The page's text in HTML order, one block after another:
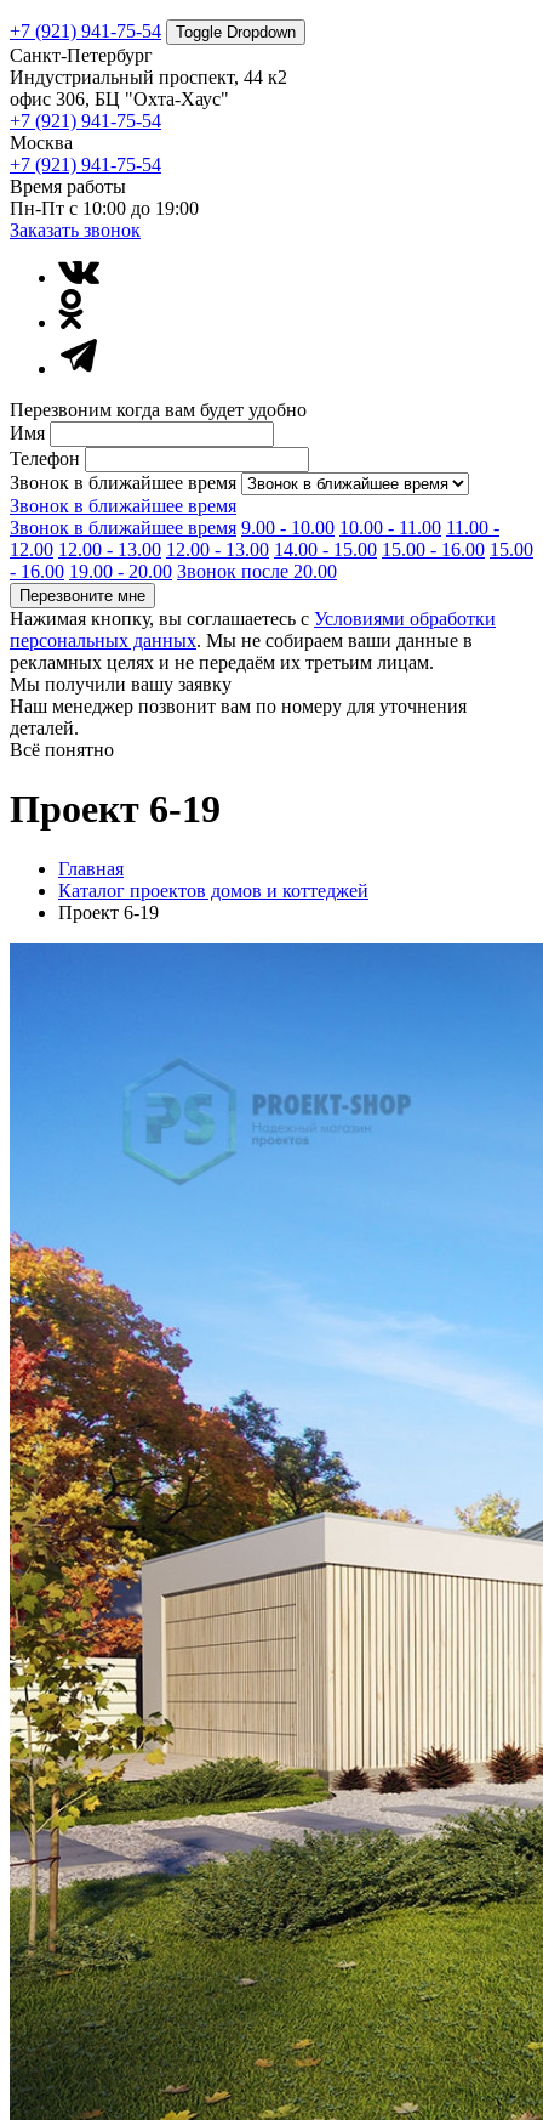
+7 (921) 941-75-54 Toggle Dropdown
Санкт-Петербург
Индустриальный проспект, 44 к2
офис 306, БЦ "Охта-Хаус"
+7 (921) 941-75-54
Москва
+7 (921) 941-75-54
Время работы
Пн-Пт с 10:00 до 19:00
Заказать звонок
Перезвоним когда вам будет удобно
Имя
Телефон
Звонок в ближайшее время
Звонок в ближайшее время
Звонок в ближайшее время 9.00 - 10.00 10.00 - 11.00 11.00 -
12.00 12.00 - 13.00 12.00 - 13.00 14.00 - 15.00 15.00 - 16.00 15.00
- 16.00 19.00 - 20.00 Звонок после 20.00
Перезвоните мне
Нажимая кнопку, вы соглашаетесь с Условиями обработки
персональных данных. Мы не собираем ваши данные в
рекламных целях и не передаём их третьим лицам.
Мы получили вашу заявку
Наш менеджер позвонит вам по номеру для уточнения
деталей.
Всё понятно
Проект 6-19
Главная
Каталог проектов домов и коттеджей
Проект 6-19